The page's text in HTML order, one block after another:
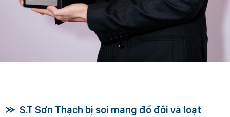
S.T Sơn Thạch bị soi mang đồ đôi và loạt